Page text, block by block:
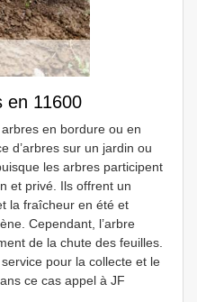
en 11600
en bordure ou en
d’arbres sur un jardin ou
les arbres participent
et privé. Ils offrent un
la fraîcheur en été et
Cependant, l’arbre
de la chute des feuilles.
pour la collecte et le
ce cas appel à JF